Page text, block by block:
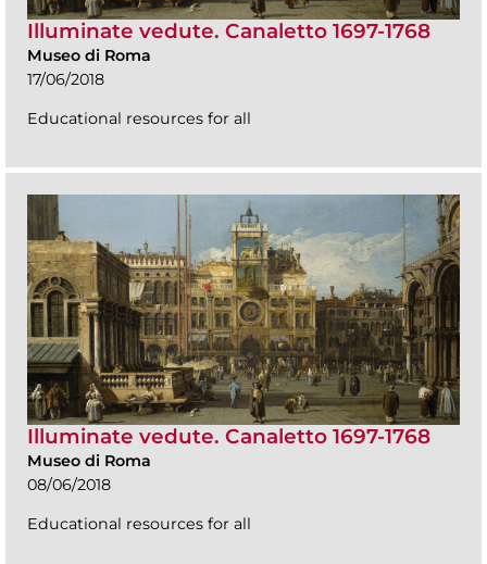
Illuminate vedute. Canaletto 1697-1768
Museo di Roma
17/06/2018
Educational resources for all
Illuminate vedute. Canaletto 1697-1768
Museo di Roma
08/06/2018
Educational resources for all